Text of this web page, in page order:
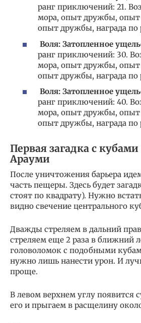
ранг приключений: 21.
мора, опыт дружбы,
опыт дружбы, награда по
Воля: Затопленное
ранг приключений: 30.
мора, опыт дружбы,
опыт дружбы, награда по
Воля: Затопленное
ранг приключений: 40.
мора, опыт дружбы,
опыт дружбы, награда по
Первая загадка с
Арауми
После уничтожения барьера
часть пещеры. Здесь будет
стоят по квадрату). Нужно
видно свечение центрального
Дважды стреляем в дальний
стреляем еще 2 раза в ближний
головоломок с подобными
нужно лишь нанести урон. И
проще.
В левом верхнем углу появится
его и прыгаем в расщелину